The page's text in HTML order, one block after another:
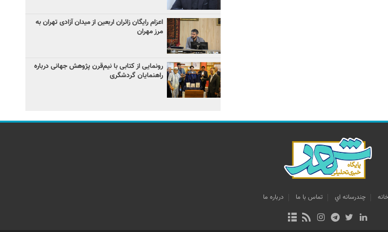
اعزام رایگان زائران اربعین از میدان آزادی تهران به
مرز مهران
رونمایی از کتابی با نیم‌قرن پژوهش جهانی درباره
راهنمایان گردشگری
خانه چندرسانه اي تماس با ما درباره ما